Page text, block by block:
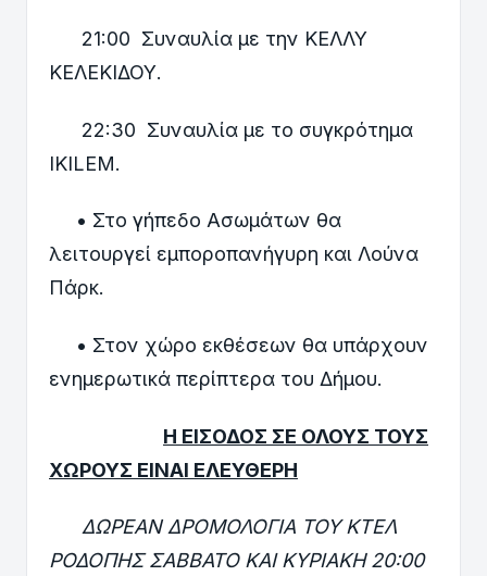
21:00 Συναυλία με την ΚΕΛΛΥ
ΚΕΛΕΚΙΔΟΥ.
22:30 Συναυλία με το συγκρότημα
IKILEM.
• Στο γήπεδο Ασωμάτων θα
λειτουργεί εμποροπανήγυρη και Λούνα
Πάρκ.
• Στον χώρο εκθέσεων θα υπάρχουν
ενημερωτικά περίπτερα του Δήμου.
Η ΕΙΣΟΔΟΣ ΣΕ ΟΛΟΥΣ ΤΟΥΣ
ΧΩΡΟΥΣ ΕΙΝΑΙ ΕΛΕΥΘΕΡΗ
ΔΩΡΕΑΝ ΔΡΟΜΟΛΟΓΙΑ ΤΟΥ ΚΤΕΛ
ΡΟΔΟΠΗΣ ΣΑΒΒΑΤΟ ΚΑΙ ΚΥΡΙΑΚΗ 20:00